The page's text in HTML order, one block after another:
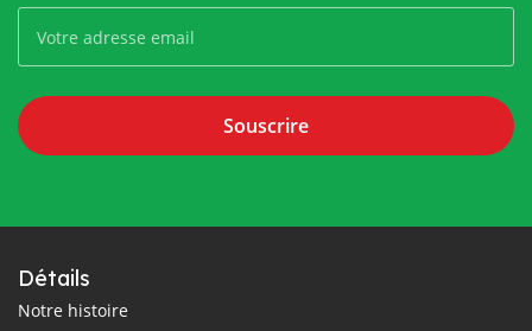
Souscrire
Détails
Notre histoire